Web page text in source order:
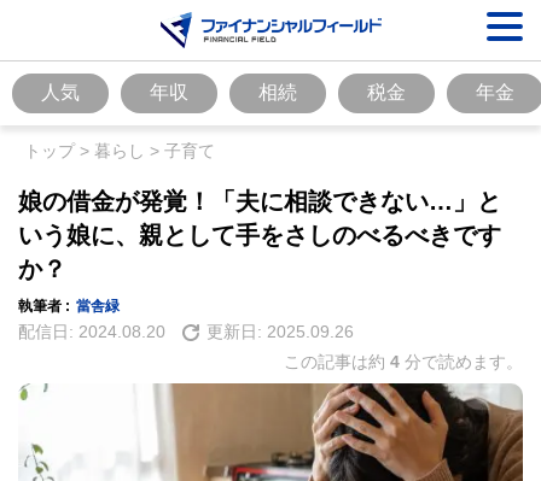
人気 年収 相続 税金 年金
トップ> 暮らし > 子育て
娘の借金が発覚！「夫に相談できない…」と
いう娘に、親として手をさしのべるべきです
か？
執筆者 : 當舎緑
配信日: 2024.08.20 更新日: 2025.09.26
この記事は約 4 分で読めます。